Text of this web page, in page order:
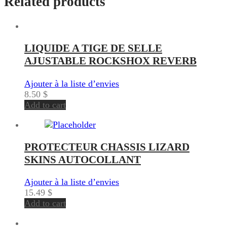
LIQUIDE A TIGE DE SELLE
AJUSTABLE ROCKSHOX REVERB
Ajouter à la liste d’envies
8.50 $
Add to cart
PROTECTEUR CHASSIS LIZARD
SKINS AUTOCOLLANT
Ajouter à la liste d’envies
15.49 $
Add to cart